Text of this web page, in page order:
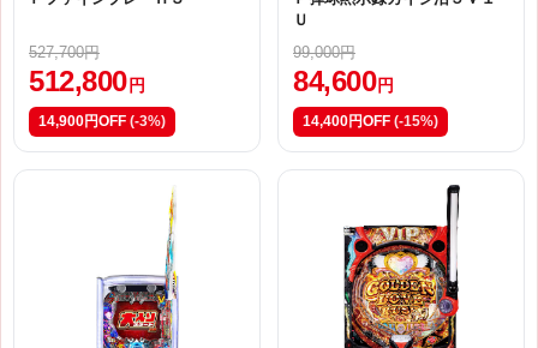
527,700円
512,800 円
14,900円OFF (-3%)
Ｕ
99,000円
84,600 円
14,400円OFF (-15%)